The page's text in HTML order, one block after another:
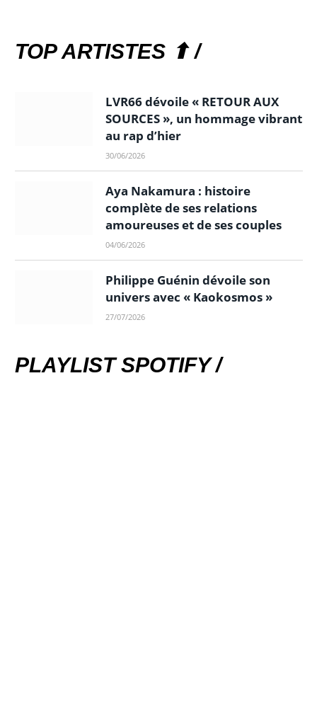
TOP ARTISTES ⬆ /
LVR66 dévoile « RETOUR AUX
SOURCES », un hommage vibrant
au rap d’hier
30/06/2026
Aya Nakamura : histoire
complète de ses relations
amoureuses et de ses couples
04/06/2026
Philippe Guénin dévoile son
univers avec « Kaokosmos »
27/07/2026
PLAYLIST SPOTIFY /